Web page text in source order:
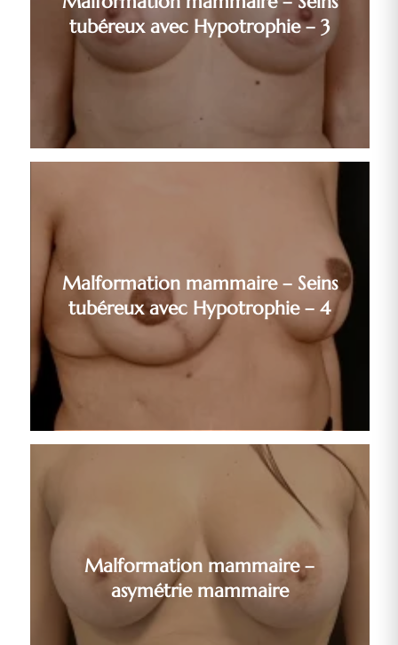
tubéreux avec Hypotrophie – 3
Malformation mammaire – Seins
tubéreux avec Hypotrophie – 4
Malformation mammaire –
asymétrie mammaire